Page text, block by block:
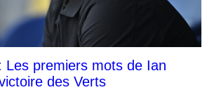
Les premiers mots de Ian
des Verts